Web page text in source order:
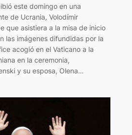
este domingo en una
de Ucrania, Volodímir
que asistiera a la misa de inicio
las imágenes difundidas por la
acogió en el Vaticano a la
en la ceremonia,
y su esposa, Olena…